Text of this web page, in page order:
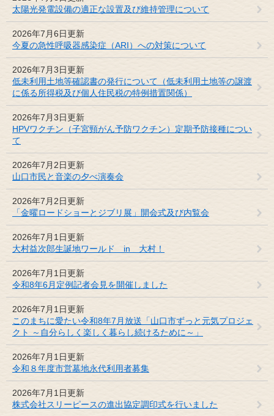
太陽光発電設備の適正な設置及び維持管理について
2026年7月6日更新
今夏の急性呼吸器感染症（ARI）への対策について
2026年7月3日更新
低未利用土地等確認書の発行について（低未利用土地等の譲渡
に係る所得税及び個人住民税の特例措置関係）
2026年7月3日更新
HPVワクチン（子宮頸がん予防ワクチン）定期予防接種につい
て
2026年7月2日更新
山口市民と音楽の夕べ演奏会
2026年7月2日更新
「金曜ロードショーとジブリ展」開会式及び内覧会
2026年7月1日更新
大村益次郎生誕地ワールド in 大村！
2026年7月1日更新
令和8年6月定例記者会見を開催しました
2026年7月1日更新
このまちに愛たい令和8年7月放送「山口市ずっと元気プロジェ
クト ～自分らしく楽しく暮らし続けるために～」
2026年7月1日更新
令和８年度市営墓地永代利用者募集
2026年7月1日更新
株式会社スリーピースの進出協定調印式を行いました